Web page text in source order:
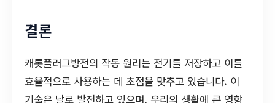
결론
캐롯플러그방전의 작동 원리는 전기를 저장하고 이를
효율적으로 사용하는 데 초점을 맞추고 있습니다. 이
기술은 날로 발전하고 있으며, 우리의 생활에 큰 영향